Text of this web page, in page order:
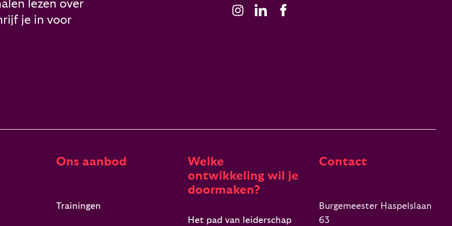
lezen over
je in voor
Ons aanbod
Trainingen
Welke
ontwikkeling wil je
doormaken?
Het pad van leiderschap
Contact
Burgemeester Haspelslaan
63